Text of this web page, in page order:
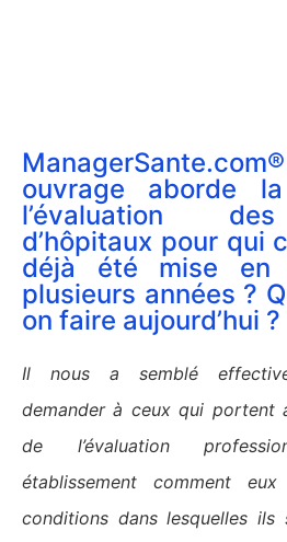
ouvrage aborde
l’évaluation
d’hôpitaux pour qui
déjà été mise
plusieurs années ?
on faire aujourd’hui ?
Il nous a semblé
demander à ceux qui portent
de l’évaluation
établissement comment
conditions dans lesquelles